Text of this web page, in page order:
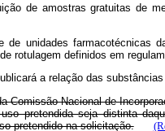
de amostras gratuitas de
de unidades farmacotécnicas
rotulagem definidos em
a relação das
Comissão Nacional de
pretendida seja distinta
pretendido na solicitação.